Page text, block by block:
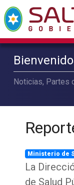
Noticias, Partes
Ministerio de
La
de Salud